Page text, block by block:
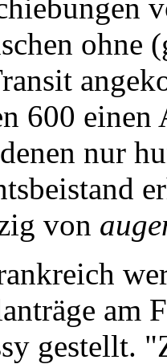
ohne
600 einen
nur
von
am
gestellt.